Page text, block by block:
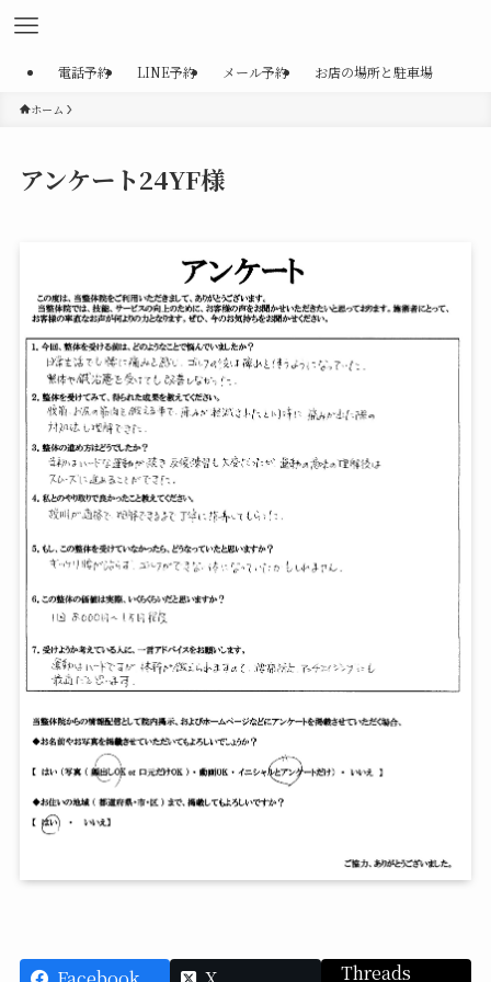
電話予約 LINE予約 メール予約 お店の場所と駐車場
ホーム
アンケート24YF様
Threads